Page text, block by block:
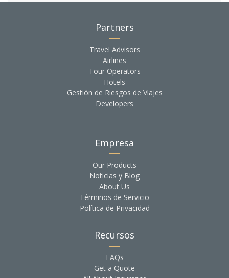
Partners
Travel Advisors
Airlines
Tour Operators
Hotels
Gestión de Riesgos de Viajes
Developers
Empresa
Our Products
Noticias y Blog
About Us
Términos de Servicio
Política de Privacidad
Recursos
FAQs
Get a Quote